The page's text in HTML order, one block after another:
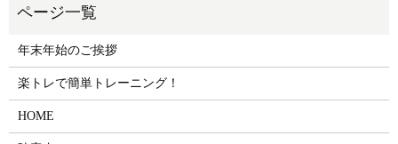
年末年始のご挨拶
楽トレで簡単トレーニング！
HOME